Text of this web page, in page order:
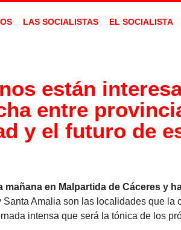
LAS SOCIALISTAS EL SOCIALISTA
están
entre
y el futuro de
en Malpartida de Cáceres y
Amalia son las localidades que la
intensa que será la tónica de los